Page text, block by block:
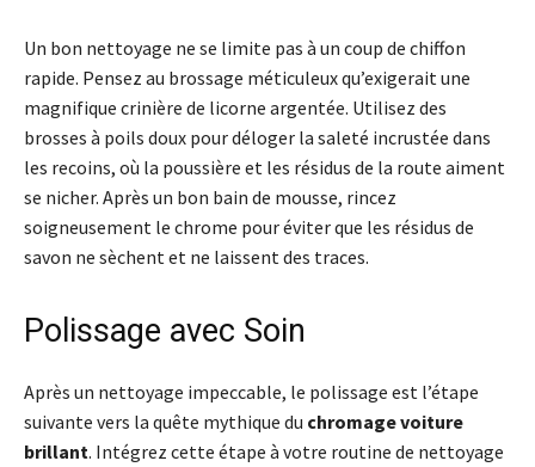
Un bon nettoyage ne se limite pas à un coup de chiffon
rapide. Pensez au brossage méticuleux qu’exigerait une
magnifique crinière de licorne argentée. Utilisez des
brosses à poils doux pour déloger la saleté incrustée dans
les recoins, où la poussière et les résidus de la route aiment
se nicher. Après un bon bain de mousse, rincez
soigneusement le chrome pour éviter que les résidus de
savon ne sèchent et ne laissent des traces.
Polissage avec Soin
Après un nettoyage impeccable, le polissage est l’étape
suivante vers la quête mythique du chromage voiture
brillant. Intégrez cette étape à votre routine de nettoyage